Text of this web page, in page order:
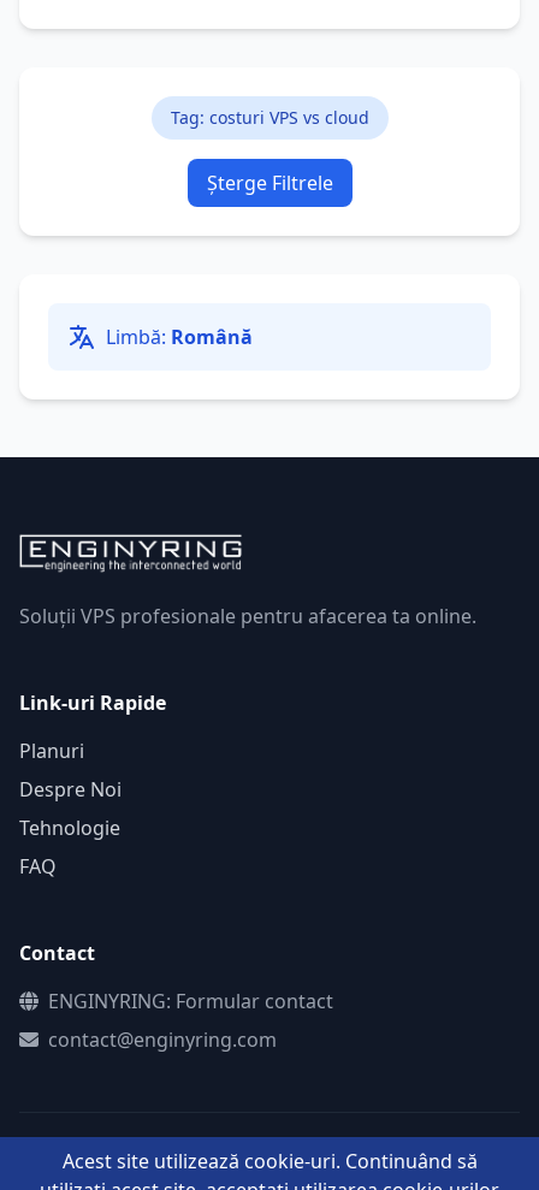
Tag: costuri VPS vs cloud
Șterge Filtrele
Limbă: Română
Soluții VPS profesionale pentru afacerea ta online.
Link-uri Rapide
Planuri
Despre Noi
Tehnologie
FAQ
Contact
ENGINYRING: Formular contact
contact@enginyring.com
©ENGINYRING. Toate drepturile rezervate.
Acest site utilizează cookie-uri. Continuând să